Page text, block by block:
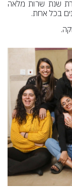
שנת שרות מלאה
בכל אחת.